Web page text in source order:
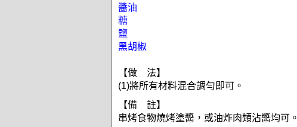
醬油
糖
鹽
黑胡椒
【做 法】
(1)將所有材料混合調勻即可。
【備 註】
串烤食物燒烤塗醬，或油炸肉類沾醬均可。